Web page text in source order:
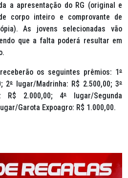
a apresentação do RG (original e
corpo inteiro e comprovante de
As jovens selecionadas vão
que a falta poderá resultar em
os seguintes prêmios: 1º
2ºlugar/Madrinha: R$ 2.500,00; 3º
R$ 2.000,00; 4ºlugar/Segunda
Garota Expoagro: R$ 1.000,00.